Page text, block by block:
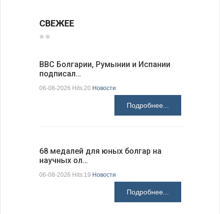
СВЕЖЕЕ
ВВС Болгарии, Румынии и Испании
подписал…
06-08-2026 Hits:20 Новости
Подробнее...
68 медалей для юных болгар на
научных ол…
06-08-2026 Hits:19 Новости
Подробнее...